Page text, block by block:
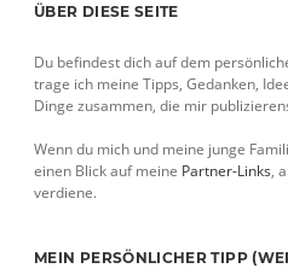
Sidebar
ÜBER DIESE SEITE
Du befindest dich auf dem
trage ich meine Tipps, Gedanken,
Dinge zusammen, die mir
Wenn du mich und meine junge
einen Blick auf meine Partner-Links,
verdiene.
MEIN PERSÖNLICHER TIPP